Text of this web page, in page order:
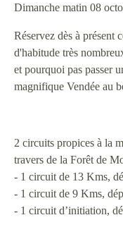
Dimanche matin 08
Réservez dès à présent
d'habitude très
et pourquoi pas passer
magnifique Vendée au
2 circuits propices à la
travers de la Forêt de
- 1 circuit de 13 Kms,
- 1 circuit de 9 Kms,
- 1 circuit d’initiation,